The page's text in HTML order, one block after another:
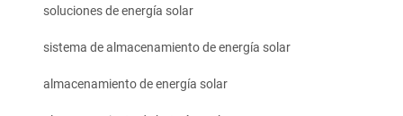
soluciones de energía solar
sistema de almacenamiento de energía solar
almacenamiento de energía solar